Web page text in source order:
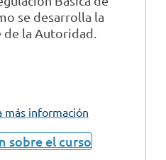
se desarrolla la
la Autoridad.
más información
sobre el curso